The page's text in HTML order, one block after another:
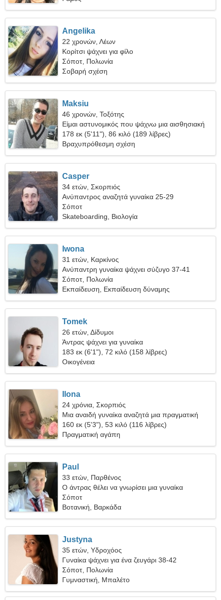
Angelika
22 χρονών, Λέων
Κορίτσι ψάχνει για φίλο
Σόποτ, Πολωνία
Σοβαρή σχέση
Maksiu
46 χρονών, Τοξότης
Είμαι αστυνομικός που ψάχνω μια αισθησιακή
γυναίκα
178 εκ (5'11"), 86 κιλό (189 λίβρες)
Βραχυπρόθεσμη σχέση
Casper
34 ετών, Σκορπιός
Ανύπαντρος αναζητά γυναίκα 25-29
Σόποτ
Skateboarding, Βιολογία
Iwona
31 ετών, Καρκίνος
Ανύπαντρη γυναίκα ψάχνει σύζυγο 37-41
Σόποτ, Πολωνία
Εκπαίδευση, Εκπαίδευση δύναμης
Tomek
26 ετών, Δίδυμοι
Άντρας ψάχνει για γυναίκα
183 εκ (6'1"), 72 κιλό (158 λίβρες)
Οικογένεια
Ilona
24 χρόνια, Σκορπιός
Μια αναιδή γυναίκα αναζητά μια πραγματική
σχέση
160 εκ (5'3"), 53 κιλό (116 λίβρες)
Πραγματική αγάπη
Paul
33 ετών, Παρθένος
Ο άντρας θέλει να γνωρίσει μια γυναίκα
Σόποτ
Βοτανική, Βαρκάδα
Justyna
35 ετών, Υδροχόος
Γυναίκα ψάχνει για ένα ζευγάρι 38-42
Σόποτ, Πολωνία
Γυμναστική, Μπαλέτο